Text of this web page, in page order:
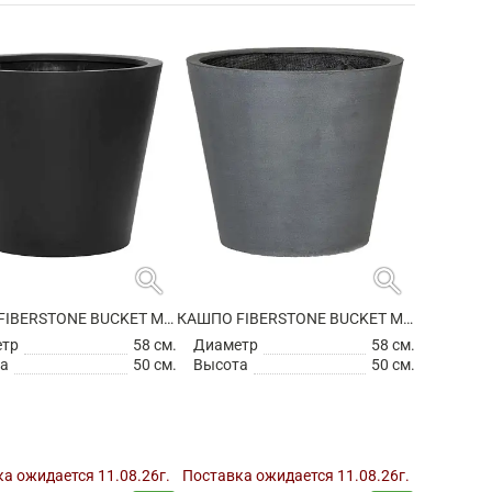
search
КАШПО FIBERSTONE BUCKET M BLACK
58 см.
50 см.
ожидается 11.08.26г.
search
КАШПО FIBERSTONE BUCKET M GREY
Диаметр
58 см.
Высота
50 см.
Поставка ожидается 11.08.26г.